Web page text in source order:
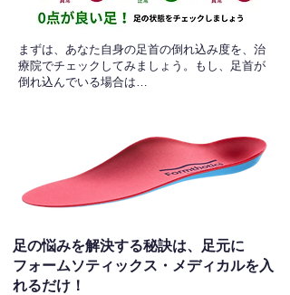
​まずは、あなた自身の足首の倒れ込み度を、治
療院でチェックしてみましょう。もし、足首が
倒れ込んでいる場合は…
足の悩みを解決する秘訣は、足元に
フォームソティックス・メディカルを入
れるだけ！